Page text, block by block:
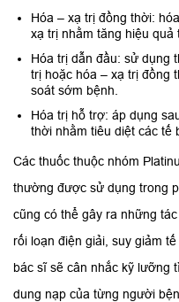
Hóa – xạ trị đồng thời:
xạ trị nhằm tăng hiệu quả
Hóa trị dẫn đầu: sử dụng
trị hoặc hóa – xạ trị đồng
soát sớm bệnh.
Hóa trị hỗ trợ: áp dụng
thời nhằm tiêu diệt các tế
Các thuốc thuộc nhóm
thường được sử dụng trong
cũng có thể gây ra những
rối loạn điện giải, suy giảm
bác sĩ sẽ cân nhắc kỹ lưỡng
dung nạp của từng người